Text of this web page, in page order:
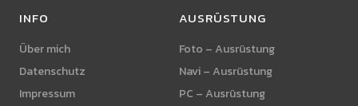
INFO
Über mich
Datenschutz
Impressum
AUSRÜSTUNG
Foto – Ausrüstung
Navi – Ausrüstung
PC – Ausrüstung